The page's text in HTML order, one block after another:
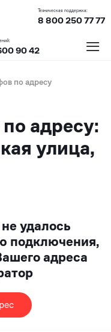
Техническая поддержка:
8 800 250 77 77
90 42 ≡
по адресу
адресу:
улица,
удалось
подключения,
адреса